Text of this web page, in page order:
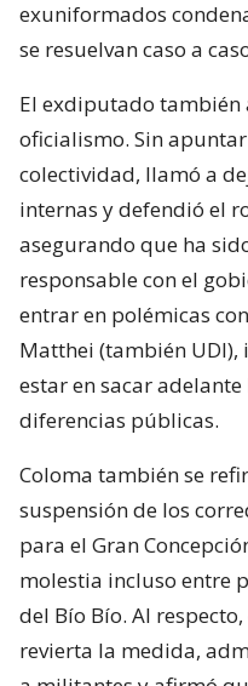
exuniformados
se resuelvan caso a
El exdiputado también
oficialismo. Sin
colectividad, llamó a
internas y defendió el
asegurando que ha
responsable con el
entrar en polémicas
Matthei (también UDI),
estar en sacar
diferencias públicas.
Coloma también se
suspensión de los
para el Gran
molestia incluso entre
del Bío Bío. Al
revierta la medida,